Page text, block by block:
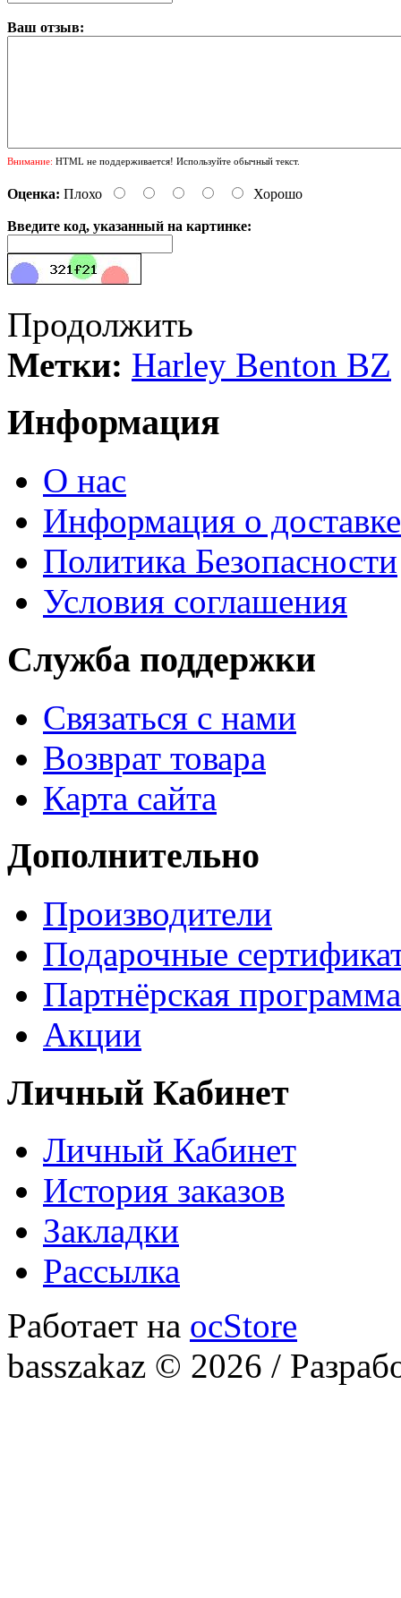
Ваш отзыв:
Внимание: HTML не поддерживается! Используйте обычный текст.
Оценка: Плохо Хорошо
Введите код, указанный на картинке:
Продолжить
Метки: Harley Benton BZ
Информация
О нас
Информация о доставке
Политика Безопасности
Условия соглашения
Служба поддержки
Связаться с нами
Возврат товара
Карта сайта
Дополнительно
Производители
Подарочные
Партнёрская программа
Акции
Личный Кабинет
Личный Кабинет
История заказов
Закладки
Рассылка
Работает на ocStore
basszakaz © 2026 /